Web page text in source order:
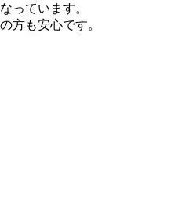
っています。
方も安心です。